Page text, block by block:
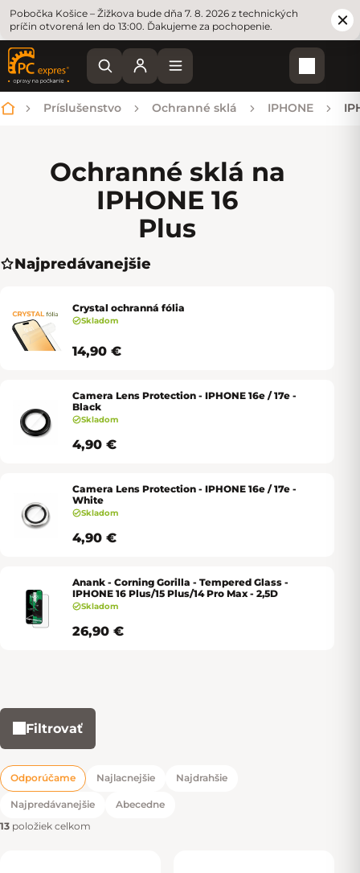
Pobočka Košice – Žižkova bude dňa 7. 8. 2026 z technických
príčin otvorená len do 13:00. Ďakujeme za pochopenie.
Domov
Príslušenstvo Ochranné sklá IPHONE
Ochranné sklá na
IPHONE 16
Plus
Najpredávanejšie
Crystal ochranná fólia
Skladom
14,90 €
Camera Lens Protection - IPHONE 16e / 17e -
Black
Skladom
4,90 €
Camera Lens Protection - IPHONE 16e / 17e -
White
Skladom
4,90 €
Anank - Corning Gorilla - Tempered Glass -
IPHONE 16 Plus/15 Plus/14 Pro Max - 2,5D
Skladom
26,90 €
Filtrovať
Radenie produktov
Odporúčame Najlacnejšie Najdrahšie
Najpredávanejšie
Abecedne
13 položiek celkom
Výpis produktov